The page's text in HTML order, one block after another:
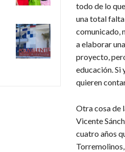
todo de lo
una total falta
comunicado,
a elaborar
proyecto,
educación. Si
quieren
Otra cosa de
Vicente
cuatro años